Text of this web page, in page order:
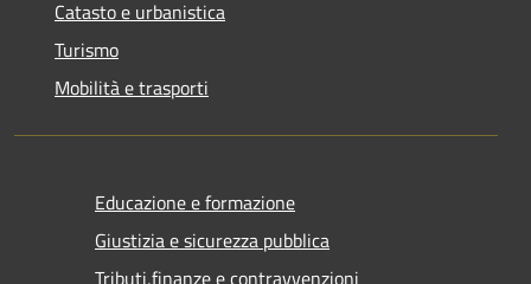
Catasto e urbanistica
Turismo
Mobilità e trasporti
Educazione e formazione
Giustizia e sicurezza pubblica
Tributi,finanze e contravvenzioni